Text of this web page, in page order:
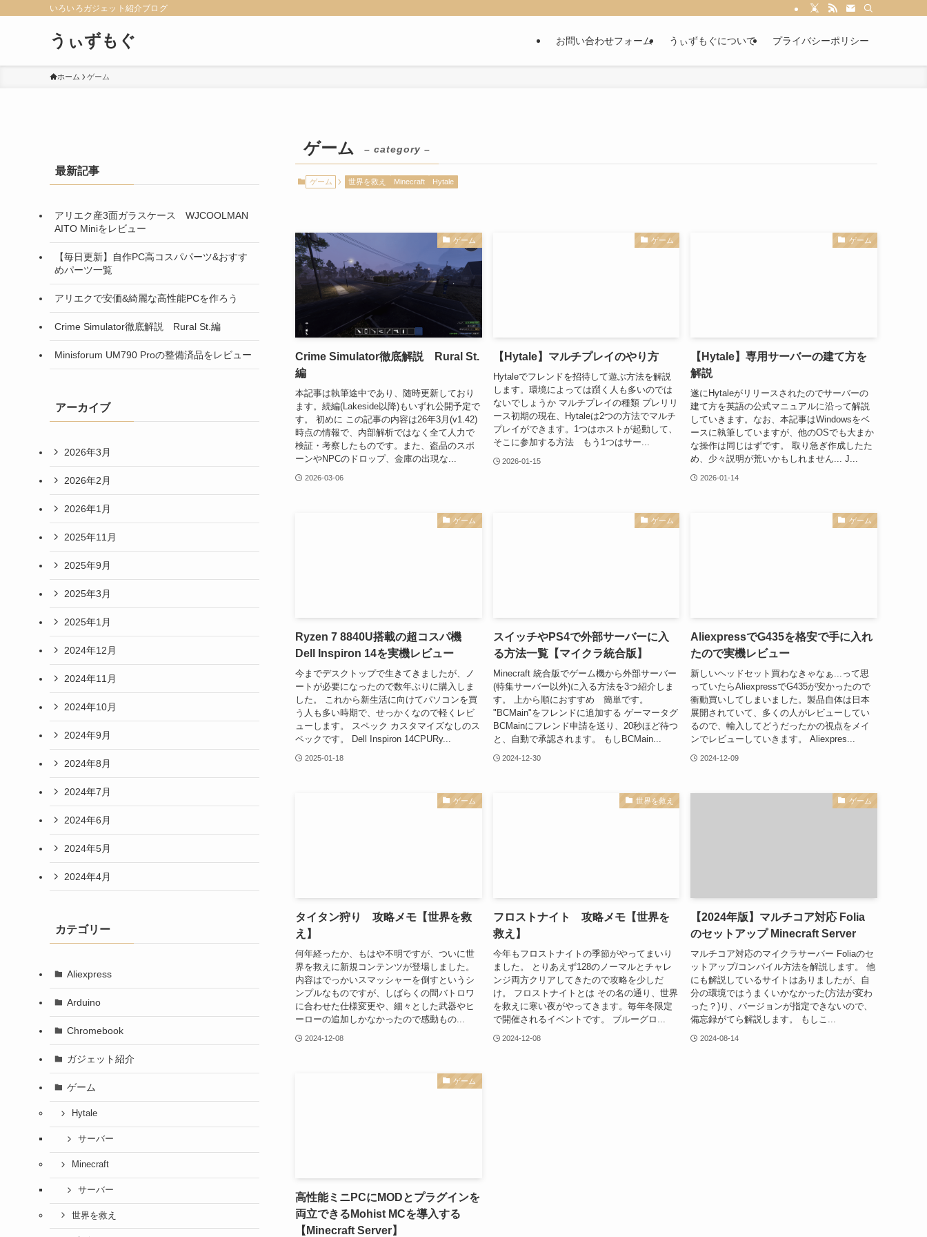
いろいろガジェット紹介ブログ
うぃずもぐ お問い合わせフォーム うぃずもぐについて プライバシーポリシー
ホーム ゲーム
ゲーム – category –
ゲーム 世界を救え Minecraft Hytale
ゲーム
Crime Simulator徹底解説 Rural St.
編
本記事は執筆途中であり、随時更新しており
ます。続編(Lakeside以降)もいずれ公開予定で
す。 初めに この記事の内容は26年3月(v1.42)
時点の情報で、内部解析ではなく全て人力で
検証・考察したものです。また、盗品のスポ
ーンやNPCのドロップ、金庫の出現な...
2026-03-06
ゲーム
【Hytale】マルチプレイのやり方
Hytaleでフレンドを招待して遊ぶ方法を解説
します。環境によっては躓く人も多いのでは
ないでしょうか マルチプレイの種類 プレリリ
ース初期の現在、Hytaleは2つの方法でマルチ
プレイができます。1つはホストが起動して、
そこに参加する方法 もう1つはサー...
2026-01-15
ゲーム
【Hytale】専用サーバーの建て方を
解説
遂にHytaleがリリースされたのでサーバーの
建て方を英語の公式マニュアルに沿って解説
していきます。なお、本記事はWindowsをベ
ースに執筆していますが、他のOSでも大まか
な操作は同じはずです。 取り急ぎ作成したた
め、少々説明が荒いかもしれません... J...
2026-01-14
ゲーム
Ryzen 7 8840U搭載の超コスパ機
Dell Inspiron 14を実機レビュー
今までデスクトップで生きてきましたが、ノ
ートが必要になったので数年ぶりに購入しま
した。 これから新生活に向けてパソコンを買
う人も多い時期で、せっかくなので軽くレビ
ューします。 スペック カスタマイズなしのス
ペックです。 Dell Inspiron 14CPURy...
2025-01-18
ゲーム
スイッチやPS4で外部サーバーに入
る方法一覧【マイクラ統合版】
Minecraft 統合版でゲーム機から外部サーバー
(特集サーバー以外)に入る方法を3つ紹介しま
す。 上から順におすすめ 簡単です。
"BCMain"をフレンドに追加する ゲーマータグ
BCMainにフレンド申請を送り、20秒ほど待つ
と、自動で承認されます。 もしBCMain...
2024-12-30
ゲーム
AliexpressでG435を格安で手に入れ
たので実機レビュー
新しいヘッドセット買わなきゃなぁ...って思
っていたらAliexpressでG435が安かったので
衝動買いしてしまいました。製品自体は日本
展開されていて、多くの人がレビューしてい
るので、輸入してどうだったかの視点をメイ
ンでレビューしていきます。 Aliexpres...
2024-12-09
ゲーム
タイタン狩り 攻略メモ【世界を救
え】
何年経ったか、もはや不明ですが、ついに世
界を救えに新規コンテンツが登場しました。
内容はでっかいスマッシャーを倒すというシ
ンプルなものですが、しばらくの間バトロワ
に合わせた仕様変更や、細々とした武器やヒ
ーローの追加しかなかったので感動もの...
2024-12-08
世界を救え
フロストナイト 攻略メモ【世界を
救え】
今年もフロストナイトの季節がやってまいり
ました。 とりあえず128のノーマルとチャレ
ンジ両方クリアしてきたので攻略を少しだ
け。 フロストナイトとは その名の通り、世界
を救えに寒い夜がやってきます。毎年冬限定
で開催されるイベントです。 ブルーグロ...
2024-12-08
ゲーム
【2024年版】マルチコア対応 Folia
のセットアップ Minecraft Server
マルチコア対応のマイクラサーバー Foliaのセ
ットアップ/コンパイル方法を解説します。 他
にも解説しているサイトはありましたが、自
分の環境ではうまくいかなかった(方法が変わ
った？)り、バージョンが指定できないので、
備忘録がてら解説します。 もしこ...
2024-08-14
ゲーム
高性能ミニPCにMODとプラグインを
両立できるMohist MCを導入する
【Minecraft Server】
最新記事
アリエク産3面ガラスケース WJCOOLMAN
AITO Miniをレビュー
【毎日更新】自作PC高コスパパーツ&おすす
めパーツ一覧
アリエクで安価&綺麗な高性能PCを作ろう
Crime Simulator徹底解説 Rural St.編
Minisforum UM790 Proの整備済品をレビュー
アーカイブ
2026年3月
2026年2月
2026年1月
2025年11月
2025年9月
2025年3月
2025年1月
2024年12月
2024年11月
2024年10月
2024年9月
2024年8月
2024年7月
2024年6月
2024年5月
2024年4月
カテゴリー
Aliexpress
Arduino
Chromebook
ガジェット紹介
ゲーム
Hytale
サーバー
Minecraft
サーバー
世界を救え